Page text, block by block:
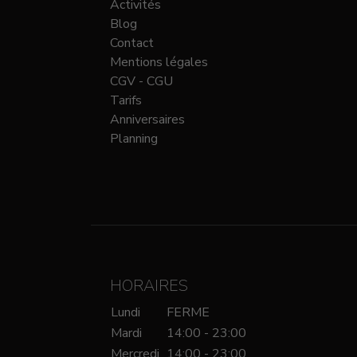
Activités
Blog
Contact
Mentions légales
CGV - CGU
Tarifs
Anniversaires
Planning
HORAIRES
Lundi
FERME
Mardi
14:00 - 23:00